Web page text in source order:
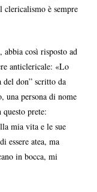
è sempre
abbia così risposto ad
anticlericale: «Lo
don” scritto da
persona di nome
prete:
mia vita e le sue
essere atea, ma
in bocca, mi